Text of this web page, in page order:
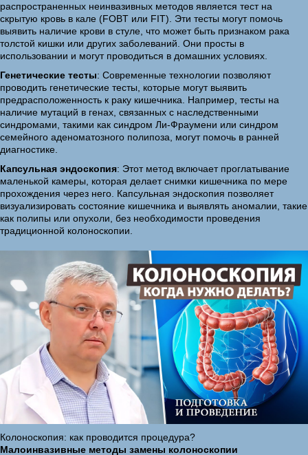
распространенных неинвазивных методов является тест на
скрытую кровь в кале (FOBT или FIT). Эти тесты могут помочь
выявить наличие крови в стуле, что может быть признаком рака
толстой кишки или других заболеваний. Они просты в
использовании и могут проводиться в домашних условиях.
Генетические тесты: Современные технологии позволяют
проводить генетические тесты, которые могут выявить
предрасположенность к раку кишечника. Например, тесты на
наличие мутаций в генах, связанных с наследственными
синдромами, такими как синдром Ли-Фраумени или синдром
семейного аденоматозного полипоза, могут помочь в ранней
диагностике.
Капсульная эндоскопия: Этот метод включает проглатывание
маленькой камеры, которая делает снимки кишечника по мере
прохождения через него. Капсульная эндоскопия позволяет
визуализировать состояние кишечника и выявлять аномалии, такие
как полипы или опухоли, без необходимости проведения
традиционной колоноскопии.
Колоноскопия: как проводится процедура?
Малоинвазивные методы замены колоноскопии